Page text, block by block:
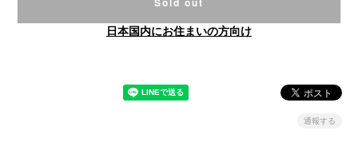
日本国内にお住まいの方向け
通報する